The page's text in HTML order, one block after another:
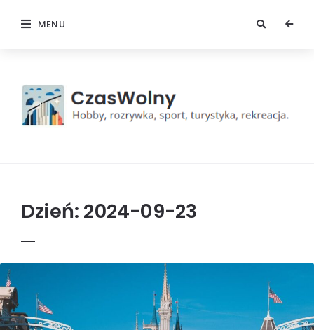
MENU
Dzień: 2024-09-23